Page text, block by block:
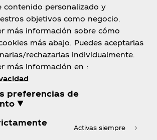
Costa Rica
contenido personalizado y
objetivos como negocio.
más información sobre cómo
más abajo. Puedes aceptarlas
rechazarlas individualmente.
más información en :
preferencias de
▼
Activas siempre